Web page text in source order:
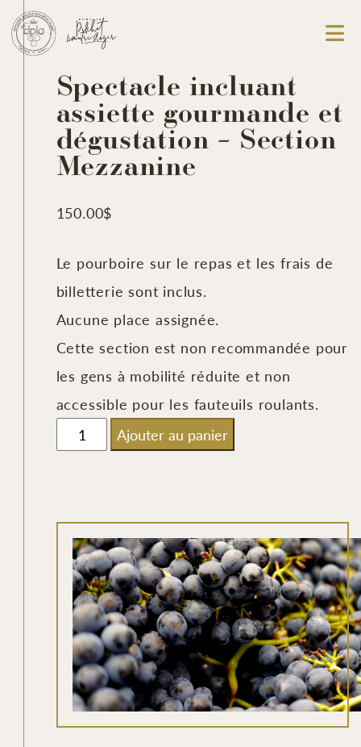
Spectacle incluant
assiette gourmande et
dégustation – Section
Mezzanine
150.00$
Le pourboire sur le repas et les frais de
billetterie sont inclus.
Aucune place assignée.
Cette section est non recommandée pour
les gens à mobilité réduite et non
accessible pour les fauteuils roulants.
quantité
assiette
gourmande
dégustation
Section
Mezzanine
Ajouter au panier